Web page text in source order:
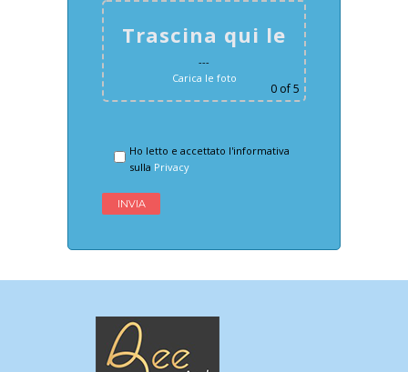
Trascina qui le foto
---
Carica le foto
0 of 5
Ho letto e accettato l'informativa
sulla Privacy